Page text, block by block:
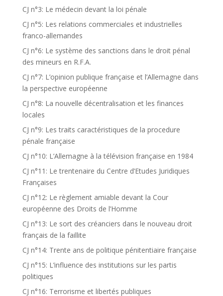
CJ n°3: Le médecin devant la loi pénale
CJ n°5: Les relations commerciales et industrielles
franco-allemandes
CJ n°6: Le système des sanctions dans le droit pénal
des mineurs en R.F.A.
CJ n°7: L’opinion publique française et l’Allemagne dans
la perspective européenne
CJ n°8: La nouvelle décentralisation et les finances
locales
CJ n°9: Les traits caractéristiques de la procedure
pénale française
CJ n°10: L’Allemagne à la télévision française en 1984
CJ n°11: Le trentenaire du Centre d’Etudes Juridiques
Françaises
CJ n°12: Le règlement amiable devant la Cour
européenne des Droits de l’Homme
CJ n°13: Le sort des créanciers dans le nouveau droit
français de la faillite
CJ n°14: Trente ans de politique pénitentiaire française
CJ n°15: L’influence des institutions sur les partis
politiques
CJ n°16: Terrorisme et libertés publiques